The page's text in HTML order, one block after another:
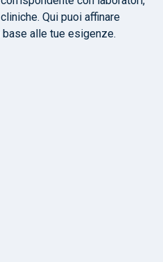
Qui puoi affinare
alle tue esigenze.